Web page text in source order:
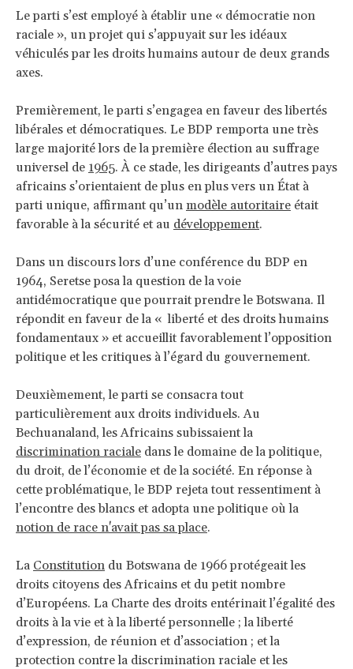
Le parti s’est employé à établir une « démocratie non
raciale », un projet qui s’appuyait sur les idéaux
véhiculés par les droits humains autour de deux grands
axes.
Premièrement, le parti s’engagea en faveur des libertés
libérales et démocratiques. Le BDP remporta une très
large majorité lors de la première élection au suffrage
universel de 1965. À ce stade, les dirigeants d’autres pays
africains s’orientaient de plus en plus vers un État à
parti unique, affirmant qu’un modèle autoritaire était
favorable à la sécurité et au développement.
Dans un discours lors d’une conférence du BDP en
1964, Seretse posa la question de la voie
antidémocratique que pourrait prendre le Botswana. Il
répondit en faveur de la « liberté et des droits humains
fondamentaux » et accueillit favorablement l’opposition
politique et les critiques à l’égard du gouvernement.
Deuxièmement, le parti se consacra tout
particulièrement aux droits individuels. Au
Bechuanaland, les Africains subissaient la
discrimination raciale dans le domaine de la politique,
du droit, de l’économie et de la société. En réponse à
cette problématique, le BDP rejeta tout ressentiment à
l’encontre des blancs et adopta une politique où la
notion de race n'avait pas sa place.
La Constitution du Botswana de 1966 protégeait les
droits citoyens des Africains et du petit nombre
d’Européens. La Charte des droits entérinait l’égalité des
droits à la vie et à la liberté personnelle ; la liberté
d’expression, de réunion et d’association ; et la
protection contre la discrimination raciale et les